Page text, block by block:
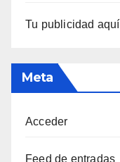
Tu publicidad aquí
Meta
Acceder
Feed de entradas